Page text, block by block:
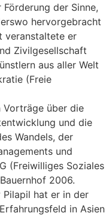
der Sinne,
hervorgebracht
veranstaltete er
Zivilgesellschaft
aus aller Welt
(Freie
Vorträge über die
und die
Wandels, der
und
(Freiwilliges Soziales
2006.
Pilapil hat er in der
in Asien